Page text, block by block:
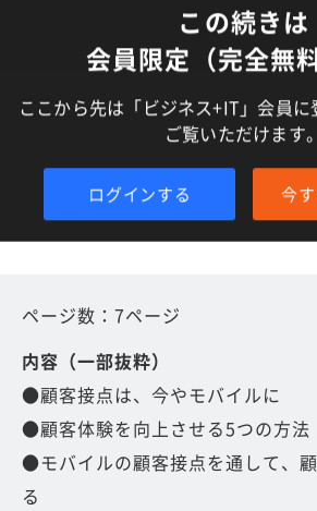
この続きは
会員限定（完全無
ここから先は「ビジネス+IT」会員に
ご覧いただけます。
ログインする 今
ページ数：7ページ
内容（一部抜粋）
●顧客接点は、今やモバイルに
●顧客体験を向上させる5つの方法
●モバイルの顧客接点を通して、
る